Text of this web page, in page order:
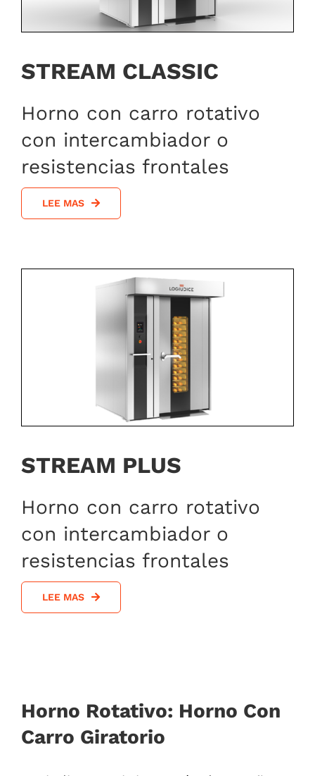
STREAM CLASSIC
Horno con carro rotativo
con intercambiador o
resistencias frontales
LEE MAS
STREAM PLUS
Horno con carro rotativo
con intercambiador o
resistencias frontales
LEE MAS
Horno Rotativo: Horno Con
Carro Giratorio